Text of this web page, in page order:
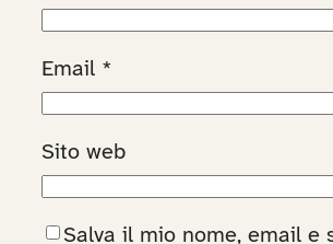
Email *
Sito web
Salva il mio nome, email e